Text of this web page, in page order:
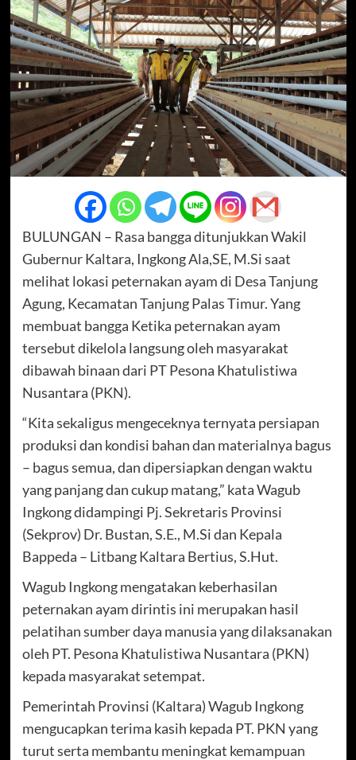
BULUNGAN – Rasa bangga ditunjukkan Wakil
Gubernur Kaltara, Ingkong Ala,SE, M.Si saat
melihat lokasi peternakan ayam di Desa Tanjung
Agung, Kecamatan Tanjung Palas Timur. Yang
membuat bangga Ketika peternakan ayam
tersebut dikelola langsung oleh masyarakat
dibawah binaan dari PT Pesona Khatulistiwa
Nusantara (PKN).
“Kita sekaligus mengeceknya ternyata persiapan
produksi dan kondisi bahan dan materialnya bagus
– bagus semua, dan dipersiapkan dengan waktu
yang panjang dan cukup matang,” kata Wagub
Ingkong didampingi Pj. Sekretaris Provinsi
(Sekprov) Dr. Bustan, S.E., M.Si dan Kepala
Bappeda – Litbang Kaltara Bertius, S.Hut.
Wagub Ingkong mengatakan keberhasilan
peternakan ayam dirintis ini merupakan hasil
pelatihan sumber daya manusia yang dilaksanakan
oleh PT. Pesona Khatulistiwa Nusantara (PKN)
kepada masyarakat setempat.
Pemerintah Provinsi (Kaltara) Wagub Ingkong
mengucapkan terima kasih kepada PT. PKN yang
turut serta membantu meningkat kemampuan